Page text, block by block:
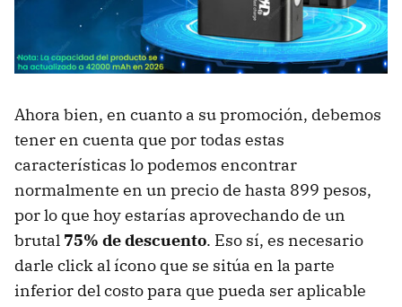
Ahora bien, en cuanto a su promoción, debemos
tener en cuenta que por todas estas
características lo podemos encontrar
normalmente en un precio de hasta 899 pesos,
por lo que hoy estarías aprovechando de un
brutal 75% de descuento. Eso sí, es necesario
darle click al ícono que se sitúa en la parte
inferior del costo para que pueda ser aplicable